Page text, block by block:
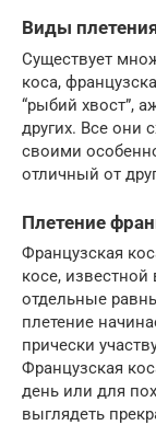
Виды
Существует
коса,
“рыбий хвост”,
других. Все они
своими
отличный от
Плетение
Французская
косе,
отдельные
плетение
прически
Французская
день или для
выглядеть